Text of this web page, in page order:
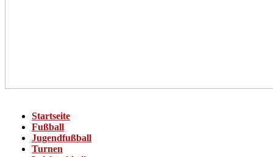
Startseite
Fußball
Jugendfußball
Turnen